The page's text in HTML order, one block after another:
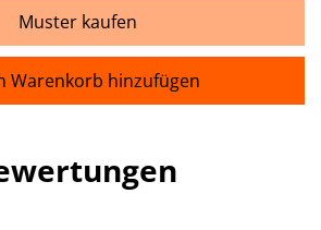
Muster kaufen
Warenkorb hinzufügen